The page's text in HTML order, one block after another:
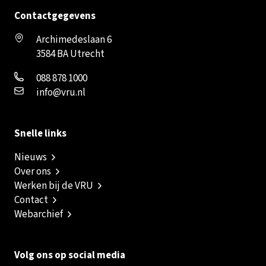
Contactgegevens
Archimedeslaan 6
3584 BA Utrecht
088 878 1000
info@vru.nl
Snelle links
Nieuws
Over ons
Werken bij de VRU
Contact
Webarchief
Volg ons op social media